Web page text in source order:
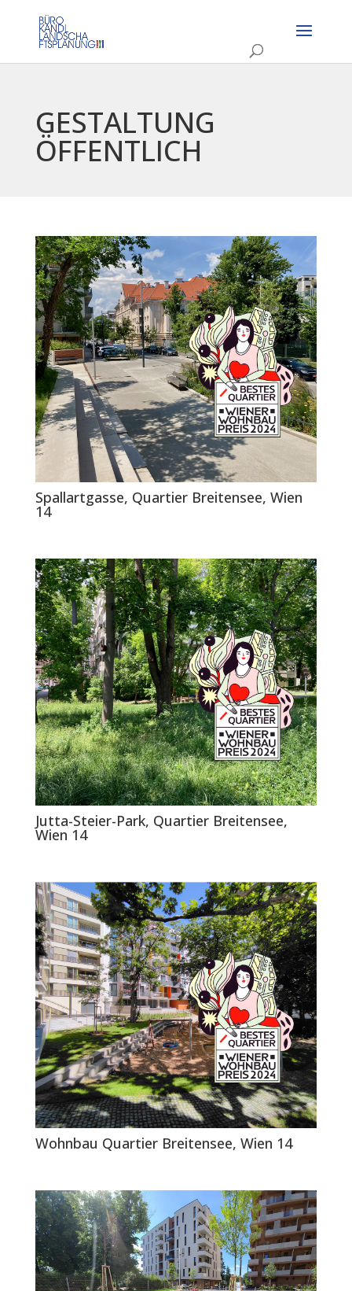
GESTALTUNG
ÖFFENTLICH
Spallartgasse, Quartier Breitensee, Wien
14
Jutta-Steier-Park, Quartier Breitensee,
Wien 14
Wohnbau Quartier Breitensee, Wien 14